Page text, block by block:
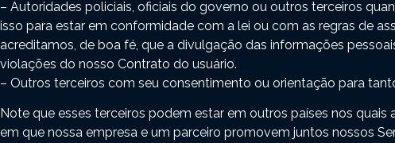
– Autoridades policiais, oficiais do governo ou outros terceiros
isso para estar em conformidade com a lei ou com as regras de
acreditamos, de boa fé, que a divulgação das informações
violações do nosso Contrato do usuário.
– Outros terceiros com seu consentimento ou orientação para
Note que esses terceiros podem estar em outros países nos
em que nossa empresa e um parceiro promovem juntos nossos